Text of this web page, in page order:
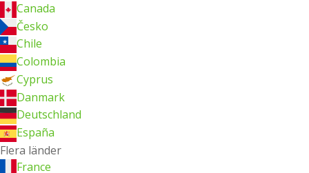
Canada
Česko
Chile
Colombia
Cyprus
Danmark
Deutschland
España
Flera länder
France